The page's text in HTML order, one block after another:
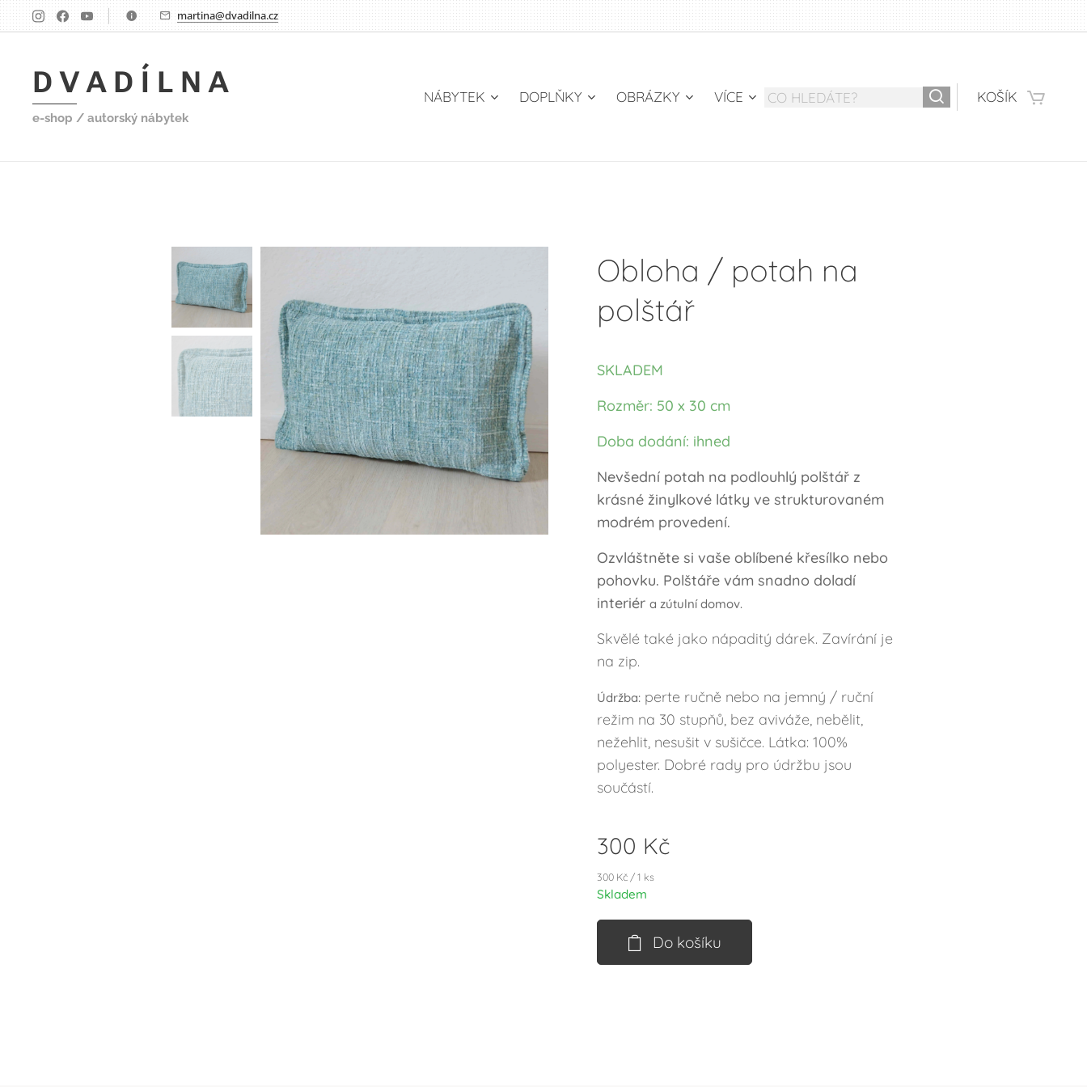
martina@dvadilna.cz
D V A D Í L N A
e-shop / autorský nábytek
NÁBYTEK DOPLŇKY OBRÁZKY VÍCE KOŠÍK
Obloha / potah na
polštář
SKLADEM
Rozměr: 50 x 30 cm
Doba dodání: ihned
Nevšední potah na podlouhlý polštář z
krásné žinylkové látky ve strukturovaném
modrém provedení.
Ozvláštněte si vaše oblíbené křesílko nebo
pohovku. Polštáře vám snadno doladí
interiér a zútulní domov.
Skvělé také jako nápaditý dárek. Zavírání je
na zip.
Údržba: perte ručně nebo na jemný / ruční
režim na 30 stupňů, bez aviváže, nebělit,
nežehlit, nesušit v sušičce. Látka: 100%
polyester. Dobré rady pro údržbu jsou
součástí.
300 Kč
300 Kč / 1 ks
Skladem
Do košíku